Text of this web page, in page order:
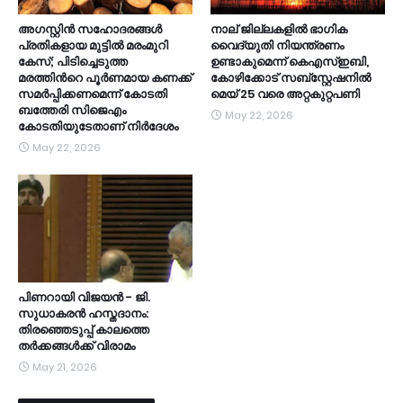
അഗസ്റ്റിൻ സഹോദരങ്ങൾ
പ്രതികളായ മുട്ടിൽ മരംമുറി
കേസ്; പിടിച്ചെടുത്ത
മരത്തിന്‍റെ പൂർണമായ കണക്ക്
സമർപ്പിക്കണമെന്ന് കോടതി
ബത്തേരി സിജെഎം
കോടതിയുടേതാണ് നിർദേശം
May 22, 2026
നാല് ജില്ലകളിൽ ഭാഗിക
വൈദ്യുതി നിയന്ത്രണം
ഉണ്ടാകുമെന്ന് കെഎസ്ഇബി,
കോഴിക്കോട് സബ്സ്റ്റേഷനിൽ
മെയ് 25 വരെ അറ്റകുറ്റപണി
May 22, 2026
പിണറായി വിജയൻ - ജി.
സുധാകരൻ ഹസ്തദാനം:
തിരഞ്ഞെടുപ്പ് കാലത്തെ
തർക്കങ്ങൾക്ക് വിരാമം
May 21, 2026